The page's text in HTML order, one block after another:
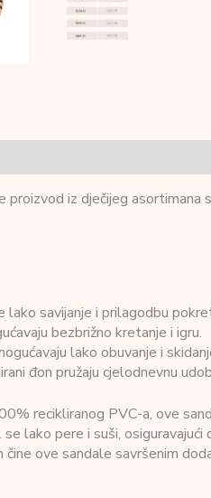
iz dječijeg asortimana
savijanje i prilagodbu
bezbrižno kretanje i igru.
lako obuvanje i
đon pružaju cjelodnevnu
recikliranog PVC-a, ove
lako pere i suši, osiguravajući
čine ove sandale savršenim